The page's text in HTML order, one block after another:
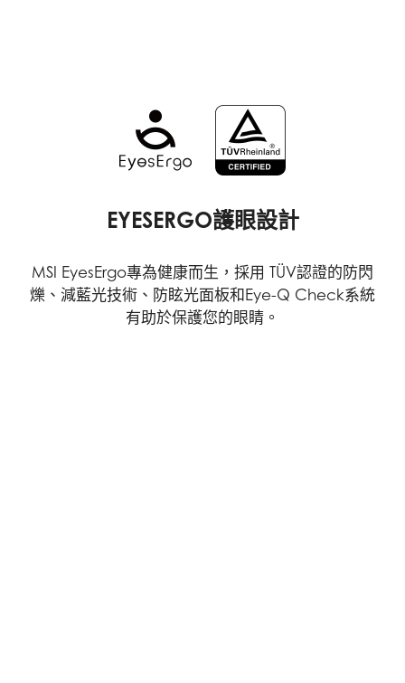
EYESERGO護眼設計
MSI EyesErgo專為健康而生，採用 TÜV認證的防閃
爍、減藍光技術、防眩光面板和Eye-Q Check系統
有助於保護您的眼睛。